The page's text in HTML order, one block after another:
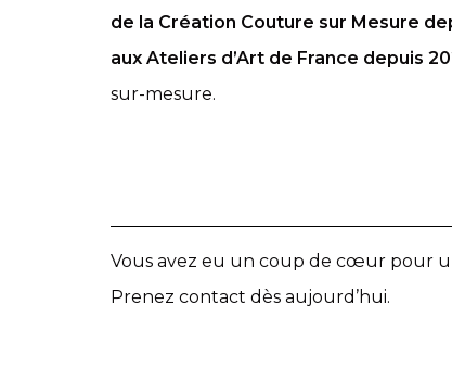
de la Création Couture sur Mesure
aux Ateliers d’Art de France depuis
sur-mesure.
Vous avez eu un coup de cœur pour
Prenez contact dès aujourd’hui.